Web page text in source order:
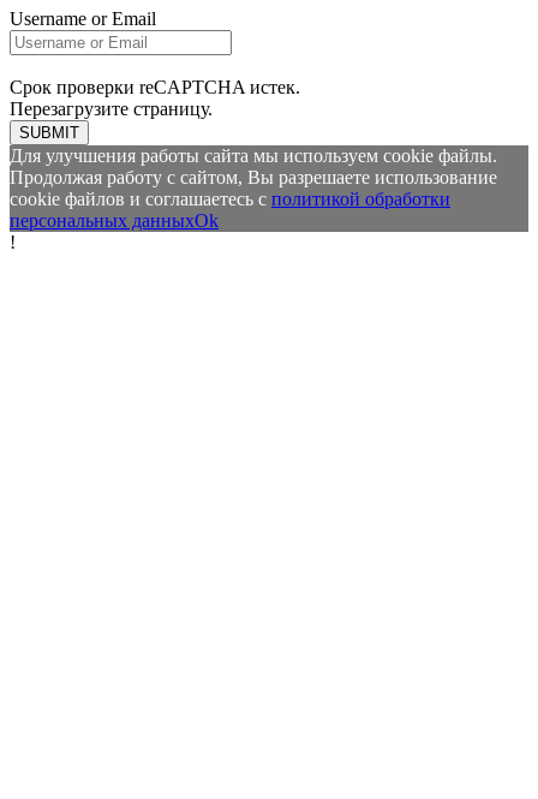
Username or Email
Срок проверки reCAPTCHA истек.
Перезагрузите страницу.
SUBMIT
Для улучшения работы сайта мы используем cookie файлы.
Продолжая работу с сайтом, Вы разрешаете использование
cookie файлов и соглашаетесь с политикой обработки
персональных данныхOk
!